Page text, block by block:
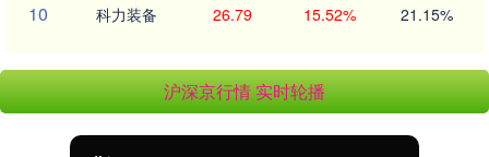
10 科力装备 26.79 15.52% 21.15%
沪深京行情 实时轮播